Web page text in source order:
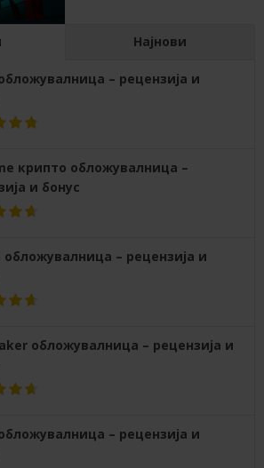
Најнови
– рецензија и
крипто обложувалница –
и бонус
обложувалница – рецензија и
обложувалница – рецензија и
– рецензија и